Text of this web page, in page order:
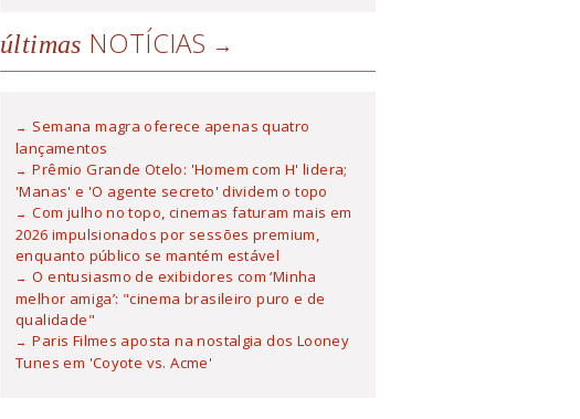
últimas NOTÍCIAS
Semana magra oferece apenas quatro
lançamentos
Prêmio Grande Otelo: 'Homem com H' lidera;
'Manas' e 'O agente secreto' dividem o topo
Com julho no topo, cinemas faturam mais em
2026 impulsionados por sessões premium,
enquanto público se mantém estável
O entusiasmo de exibidores com ‘Minha
melhor amiga’: "cinema brasileiro puro e de
qualidade"
Paris Filmes aposta na nostalgia dos Looney
Tunes em 'Coyote vs. Acme'